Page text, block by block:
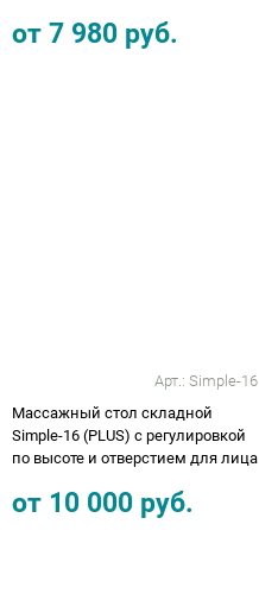
от 7 980 руб.
Арт.: Simple-16
Массажный стол складной
Simple-16 (PLUS) с регулировкой
по высоте и отверстием для лица
от 10 000 руб.